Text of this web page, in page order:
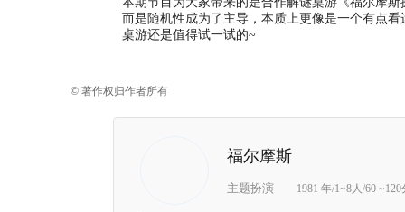
而是随机性成为了主导，本质上更像是一个有点
桌游还是值得试一试的~
© 著作权归作者所有
福尔摩斯
主题扮演 1981 年/1~8人/60 ~120